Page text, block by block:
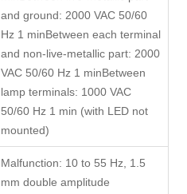
and ground: 2000 VAC 50/60
Hz 1 minBetween each terminal
and non-live-metallic part: 2000
VAC 50/60 Hz 1 minBetween
lamp terminals: 1000 VAC
50/60 Hz 1 min (with LED not
mounted)
Malfunction: 10 to 55 Hz, 1.5
mm double amplitude